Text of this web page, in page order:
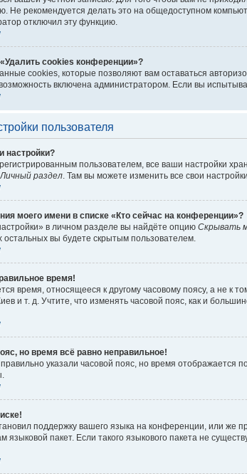
Не рекомендуется делать это на общедоступном
отключил эту функцию.
cookies конференции»?
cookies, которые позволяют вам оставаться
включена администратором. Если вы
пользователя
настройки?
пользователем, все ваши настройки
Личный раздел. Там вы можете изменить все свои
моего имени в списке «Кто сейчас на конференции»?
в личном разделе вы найдёте опцию Скрывать
остальных вы будете скрытым пользователем.
время!
время, относящееся к другому часовому поясу, а не к
и т. д. Учтите, что изменять часовой пояс, как и
но время всё равно неправильное!
указали часовой пояс, но время
поддержку вашего языка на конференции, или же
языковой пакет. Если такого языкового пакета не